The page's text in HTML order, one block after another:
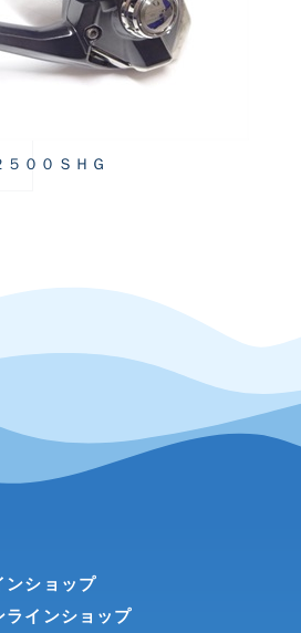
５００ＳＨＧ
ンショップ
ラインショップ